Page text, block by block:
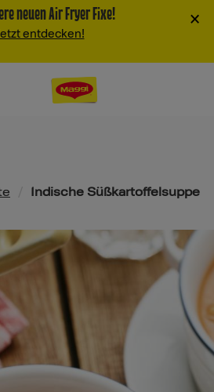
neuen Air Fryer Fixe!
entdecken!
×
Indische Süßkartoffelsuppe